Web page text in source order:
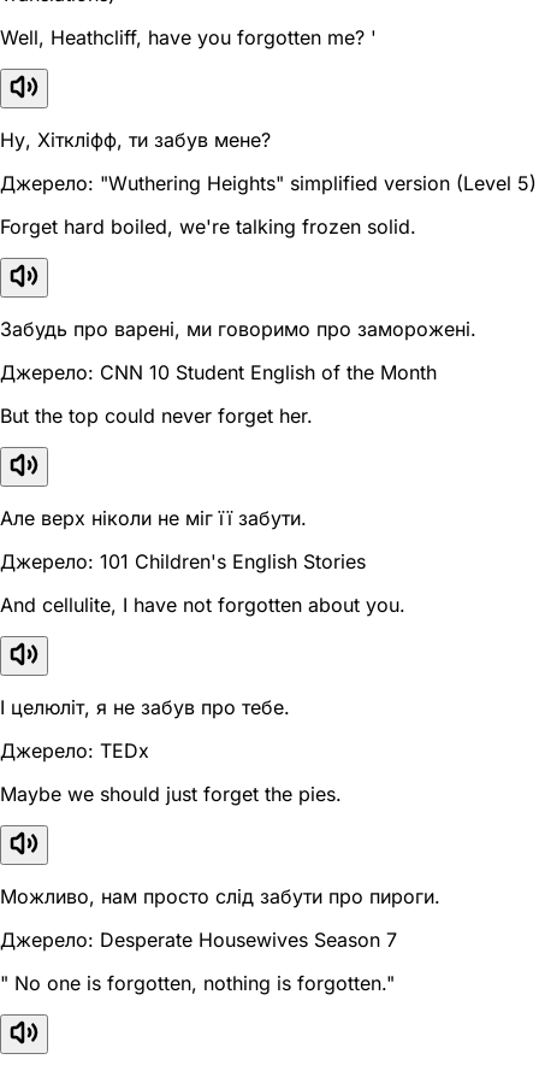
Well, Heathcliff, have you forgotten me? '
Ну, Хіткліфф, ти забув мене?
Джерело: "Wuthering Heights" simplified version (Level 5)
Forget hard boiled, we're talking frozen solid.
Забудь про варені, ми говоримо про заморожені.
Джерело: CNN 10 Student English of the Month
But the top could never forget her.
Але верх ніколи не міг її забути.
Джерело: 101 Children's English Stories
And cellulite, I have not forgotten about you.
І целюліт, я не забув про тебе.
Джерело: TEDx
Maybe we should just forget the pies.
Можливо, нам просто слід забути про пироги.
Джерело: Desperate Housewives Season 7
" No one is forgotten, nothing is forgotten."